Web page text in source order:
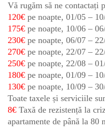
Vă rugăm să ne contactați
120€ pe noapte, 01/05 –
175€ pe noapte, 10/06 –
230€ pe noapte, 06/07 –
270€ pe noapte, 22/07 –
250€ pe noapte, 22/08 –
180€ pe noapte, 01/09 –
130€ pe noapte, 10/09 –
Toate taxele și serviciile
8€ Taxă de rezistență la
apartamente de până la 80